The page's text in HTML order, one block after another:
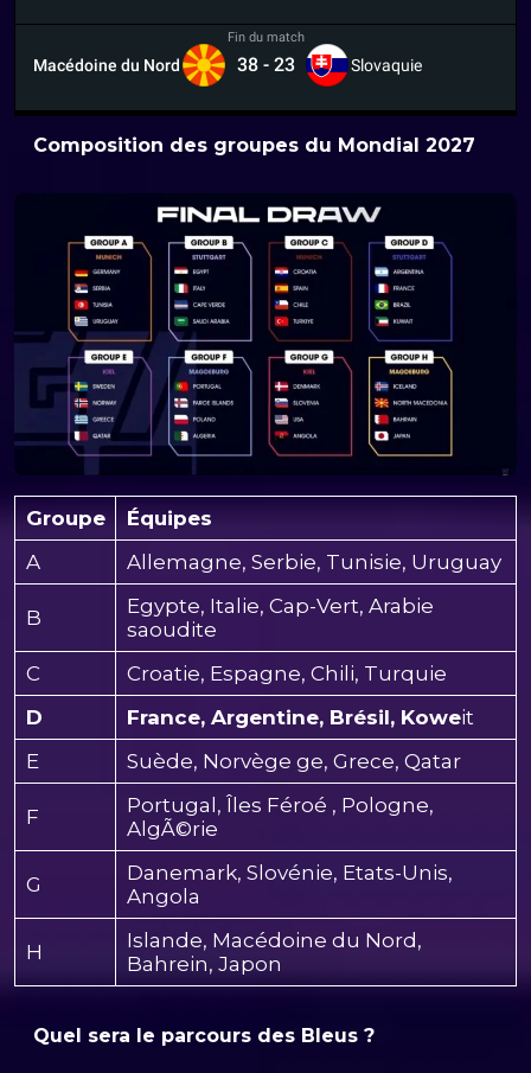
Macédoine du Nord
Fin du match
38 - 23 Slovaquie
Composition des groupes du Mondial 2027
Groupe
Équipes
A
Allemagne, Serbie, Tunisie, Uruguay
B
Egypte, Italie, Cap-Vert, Arabie
saoudite
C
Croatie, Espagne, Chili, Turquie
D
France, Argentine, Brésil, Koweit
E
Suède, Norvège ge, Grece, Qatar
F
Portugal, Îles Féroé , Pologne,
AlgÃ©rie
G
Danemark, Slovénie, Etats-Unis,
Angola
H
Islande, Macédoine du Nord,
Bahrein, Japon
Quel sera le parcours des Bleus ?